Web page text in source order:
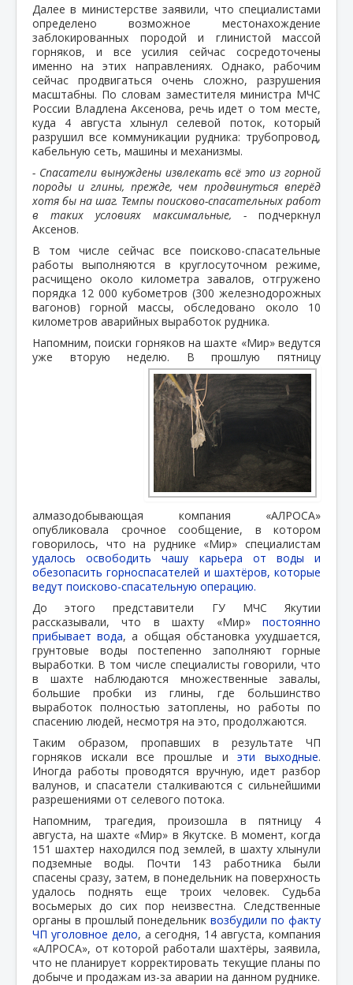
Далее в министерстве заявили, что специалистами
определено возможное местонахождение
заблокированных породой и глинистой массой
горняков, и все усилия сейчас сосредоточены
именно на этих направлениях. Однако, рабочим
сейчас продвигаться очень сложно, разрушения
масштабны. По словам заместителя министра МЧС
России Владлена Аксенова, речь идет о том месте,
куда 4 августа хлынул селевой поток, который
разрушил все коммуникации рудника: трубопровод,
кабельную сеть, машины и механизмы.
- Спасатели вынуждены извлекать всё это из горной
породы и глины, прежде, чем продвинуться вперёд
хотя бы на шаг. Темпы поисково-спасательных работ
в таких условиях максимальные, - подчеркнул
Аксенов.
В том числе сейчас все поисково-спасательные
работы выполняются в круглосуточном режиме,
расчищено около километра завалов, отгружено
порядка 12 000 кубометров (300 железнодорожных
вагонов) горной массы, обследовано около 10
километров аварийных выработок рудника.
Напомним, поиски горняков на шахте «Мир» ведутся
уже вторую неделю. В прошлую пятницу
алмазодобывающая компания «АЛРОСА»
опубликовала срочное сообщение, в котором
говорилось, что на руднике «Мир» специалистам
удалось освободить чашу карьера от воды и
обезопасить горноспасателей и шахтёров, которые
ведут поисково-спасательную операцию.
До этого представители ГУ МЧС Якутии
рассказывали, что в шахту «Мир»постоянно
прибывает вода, а общая обстановка ухудшается,
грунтовые воды постепенно заполняют горные
выработки. В том числе специалисты говорили, что
в шахте наблюдаются множественные завалы,
большие пробки из глины, где большинство
выработок полностью затоплены, но работы по
спасению людей, несмотря на это, продолжаются.
Таким образом, пропавших в результате ЧП
горняков искали все прошлые иэти выходные.
Иногда работы проводятся вручную, идет разбор
валунов, и спасатели сталкиваются с сильнейшими
разрешениями от селевого потока.
Напомним, трагедия, произошла в пятницу 4
августа, на шахте «Мир» в Якутске. В момент, когда
151 шахтер находился под землей, в шахту хлынули
подземные воды. Почти 143 работника были
спасены сразу, затем, в понедельник на поверхность
удалось поднять еще троих человек. Судьба
восьмерых до сих пор неизвестна. Следственные
органы в прошлый понедельниквозбудили по факту
ЧП уголовное дело, а сегодня, 14 августа, компания
«АЛРОСА», от которой работали шахтёры, заявила,
что не планирует корректировать текущие планы по
добыче и продажам из-за аварии на данном руднике.